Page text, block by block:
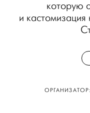
которую
и
ОРГАНИЗАТОР: